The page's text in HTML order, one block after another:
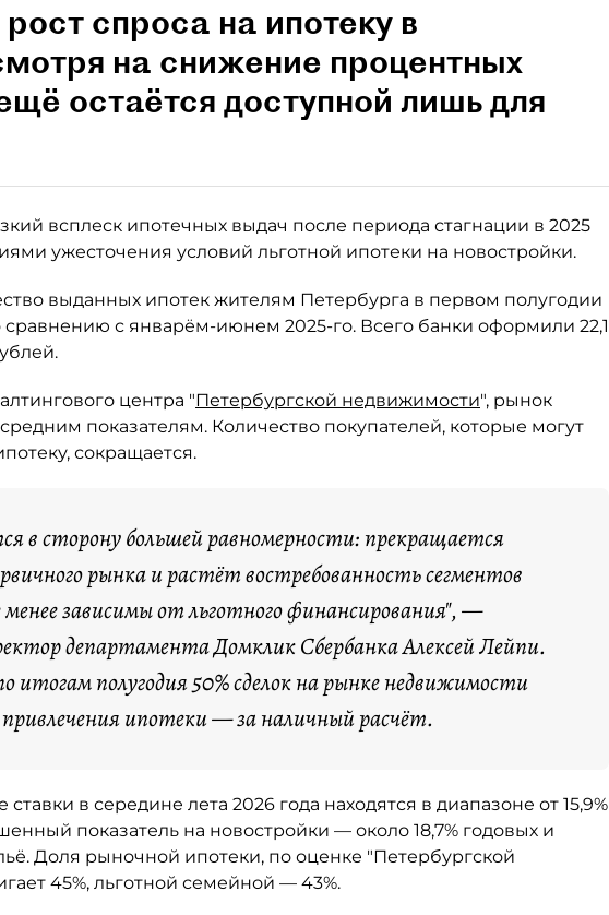
спроса на ипотеку в
на снижение процентных
остаётся доступной лишь для
всплеск ипотечных выдач после периода стагнации в 2025
ужесточения условий льготной ипотеки на новостройки.
выданных ипотек жителям Петербурга в первом полугодии
сравнению с январём-июнем 2025-го. Всего банки оформили 22,1
центра "Петербургской недвижимости", рынок
показателям. Количество покупателей, которые могут
сокращается.
в сторону большей равномерности: прекращается
рынка и растёт востребованность сегментов
зависимы от льготного финансирования", —
департамента Домклик Сбербанка Алексей Лейпи.
итогам полугодия 50% сделок на рынке недвижимости
привлечения ипотеки — за наличный расчёт.
в середине лета 2026 года находятся в диапазоне от 15,9%
показатель на новостройки — около 18,7% годовых и
Доля рыночной ипотеки, по оценке "Петербургской
45%, льготной семейной — 43%.